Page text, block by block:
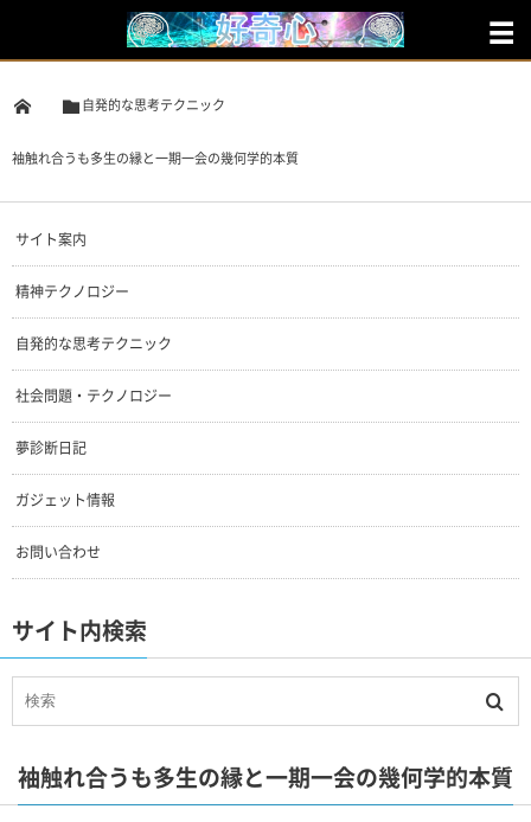
自発的な思考テクニック
袖触れ合うも多生の縁と一期一会の幾何学的本質
サイト案内
精神テクノロジー
自発的な思考テクニック
社会問題・テクノロジー
夢診断日記
ガジェット情報
お問い合わせ
サイト内検索
袖触れ合うも多生の縁と一期一会の幾何学的本質